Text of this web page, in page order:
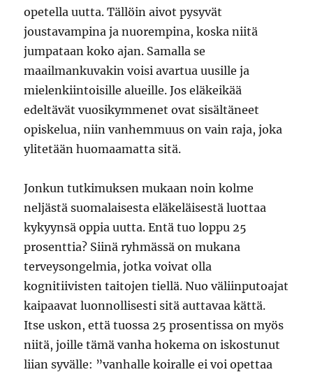
opetella uutta. Tällöin aivot pysyvät
joustavampina ja nuorempina, koska niitä
jumpataan koko ajan. Samalla se
maailmankuvakin voisi avartua uusille ja
mielenkiintoisille alueille. Jos eläkeikää
edeltävät vuosikymmenet ovat sisältäneet
opiskelua, niin vanhemmuus on vain raja, joka
ylitetään huomaamatta sitä.
Jonkun tutkimuksen mukaan noin kolme
neljästä suomalaisesta eläkeläisestä luottaa
kykyynsä oppia uutta. Entä tuo loppu 25
prosenttia? Siinä ryhmässä on mukana
terveysongelmia, jotka voivat olla
kognitiivisten taitojen tiellä. Nuo väliinputoajat
kaipaavat luonnollisesti sitä auttavaa kättä.
Itse uskon, että tuossa 25 prosentissa on myös
niitä, joille tämä vanha hokema on iskostunut
liian syvälle: ”vanhalle koiralle ei voi opettaa